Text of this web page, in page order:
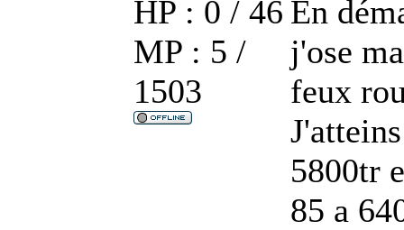
HP : 0 / 46
MP : 5 /
1503
En
j'ose
feux
5800tr
85 a